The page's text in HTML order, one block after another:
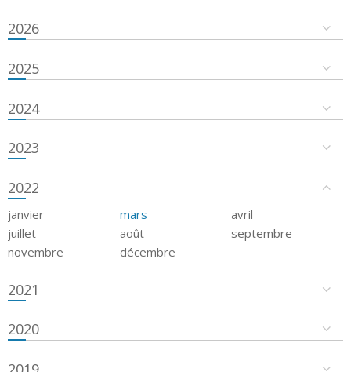
2026
2025
2024
2023
2022
janvier mars
avril
juillet
août
septembre
novembre
décembre
2021
2020